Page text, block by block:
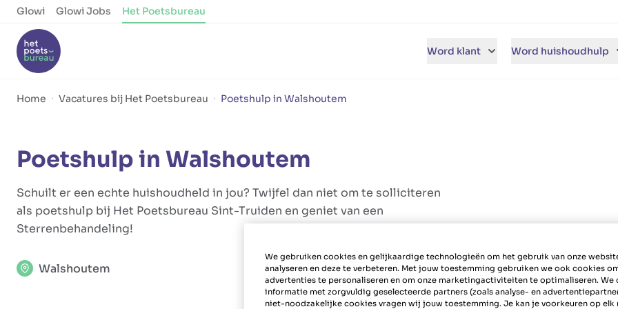
Glowi Glowi Jobs Het Poetsbureau
Word klant Word huishoudhulp
Home Vacatures bij Het Poetsbureau Poetshulp in Walshoutem
Poetshulp in Walshoutem
Schuilt er een echte huishoudheld in jou? Twijfel dan niet om te solliciteren
als poetshulp bij Het Poetsbureau Sint-Truiden en geniet van een
Sterrenbehandeling!
Walshoutem
We gebruiken cookies en gelijkaardige technologieën om het gebruik van onze
analyseren en deze te verbeteren. Met jouw toestemming gebruiken we ook cookies
advertenties te personaliseren en om onze marketingactiviteiten te optimaliseren. We
informatie met zorgvuldig geselecteerde partners (zoals analyse- en
niet-noodzakelijke cookies vragen wij jouw toestemming. Je kan je voorkeuren op elk